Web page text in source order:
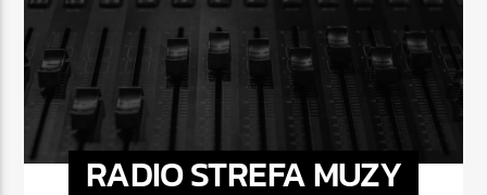
RADIO STREFA MUZY